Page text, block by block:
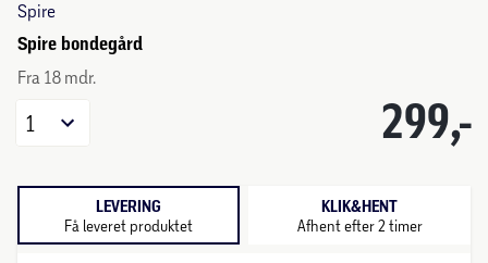
Spire
Spire bondegård
Fra 18 mdr.
299,-
1
LEVERING
Få leveret produktet
KLIK&HENT
Afhent efter 2 timer